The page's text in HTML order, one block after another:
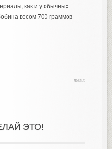
как и у обычных
весом 700 граммов
теги:
ЭТО!